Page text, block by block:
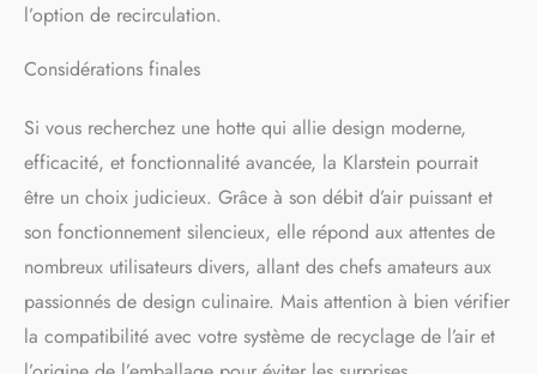
l’option de recirculation.
Considérations finales
Si vous recherchez une hotte qui allie design moderne,
efficacité, et fonctionnalité avancée, la Klarstein pourrait
être un choix judicieux. Grâce à son débit d’air puissant et
son fonctionnement silencieux, elle répond aux attentes de
nombreux utilisateurs divers, allant des chefs amateurs aux
passionnés de design culinaire. Mais attention à bien vérifier
la compatibilité avec votre système de recyclage de l’air et